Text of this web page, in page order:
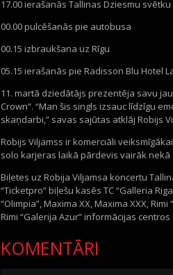
17.00 ierašanās Tallinas Dziesmu
00.00 pulcēšanās pie autobusa
00.15 izbraukšana uz Rīgu
05.15 ierašanās pie Radisson Blu Hotel
11. martā dziedātājs prezentēja savu
Crown”. “Man šis singls izsauc līdzīgu
skaņdarbi,” savas sajūtas atklāj Robijs
Robijs Viljamss ir komerciāli
solo karjeras laikā pārdevis vairāk nekā
Biļetes uz Robija Viljamsa koncertu
“Ticketpro” biļešu kasēs TC “Galleria
“Olimpia”, Maxima XX, Maxima XXX,
Rimi “Galerija Azur” informācijas
KOMENTĀRI